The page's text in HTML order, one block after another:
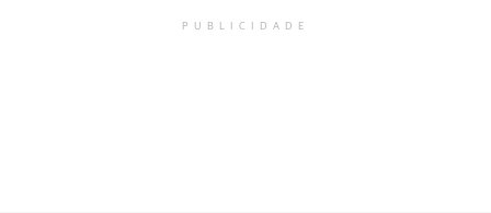
PUBLICIDADE